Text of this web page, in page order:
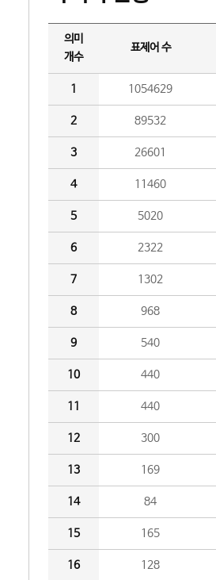
의미
개수
표제어 수
1 1054629
2 89532
3 26601
4 11460
5 5020
6 2322
7 1302
8 968
9 540
10 440
11 440
12 300
13 169
14 84
15 165
16 128